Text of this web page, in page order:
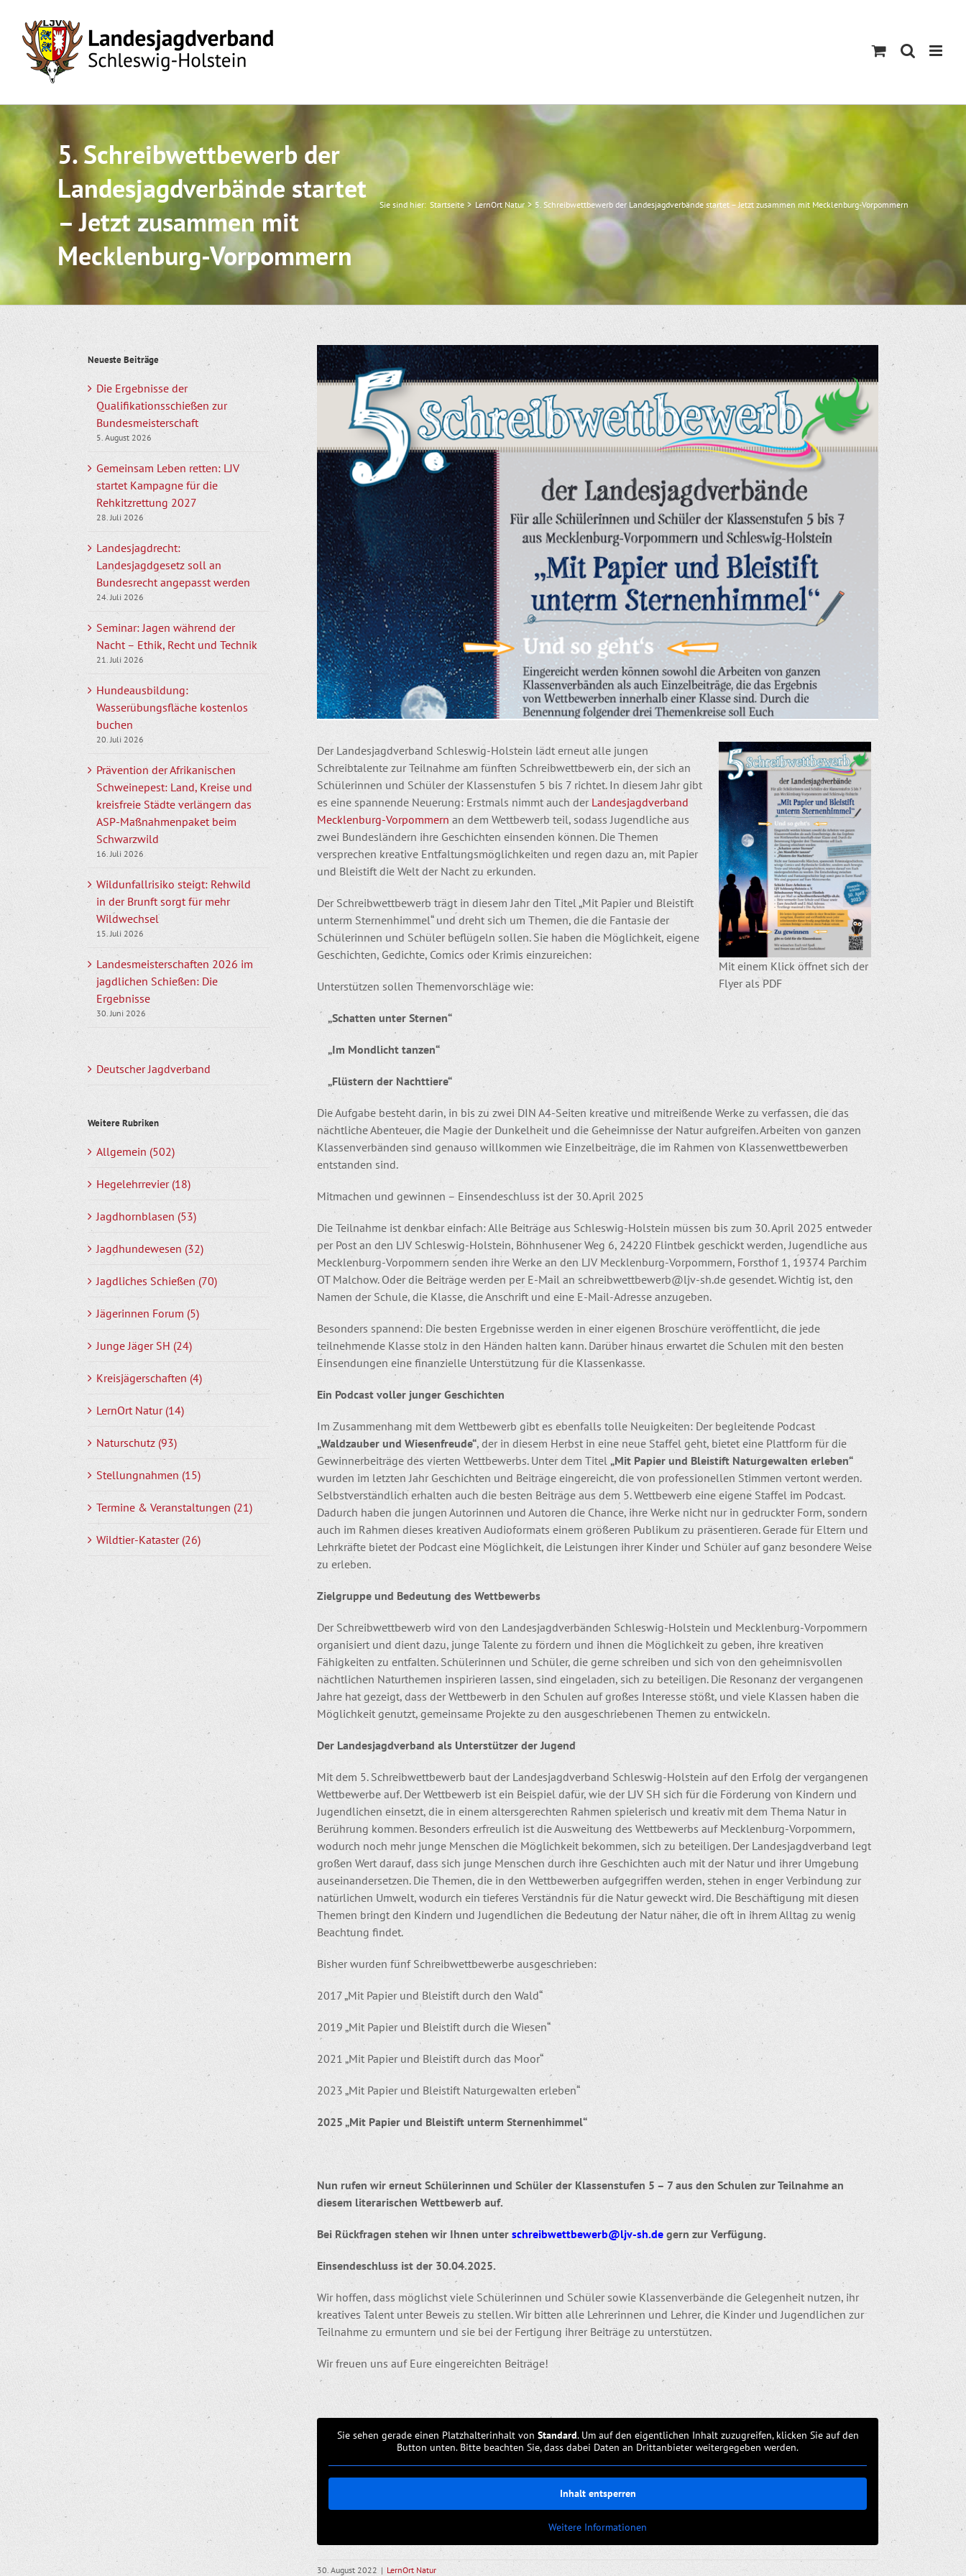
content
5. Schreibwettbewerb der
Landesjagdverbände startet
– Jetzt zusammen mit
Mecklenburg-Vorpommern
Sie sind hier: Startseite LernOrt Natur 5. Schreibwettbewerb der Landesjagdverbände startet – Jetzt zusammen mit Mecklenburg-Vorpommern
Zeige
grösseres
Bild
Mit einem Klick öffnet sich der
Flyer als PDF
Der Landesjagdverband Schleswig-Holstein lädt erneut alle jungen
Schreibtalente zur Teilnahme am fünften Schreibwettbewerb ein, der sich an
Schülerinnen und Schüler der Klassenstufen 5 bis 7 richtet. In diesem Jahr gibt
es eine spannende Neuerung: Erstmals nimmt auch der Landesjagdverband
Mecklenburg-Vorpommern an dem Wettbewerb teil, sodass Jugendliche aus
zwei Bundesländern ihre Geschichten einsenden können. Die Themen
versprechen kreative Entfaltungsmöglichkeiten und regen dazu an, mit Papier
und Bleistift die Welt der Nacht zu erkunden.
Der Schreibwettbewerb trägt in diesem Jahr den Titel „Mit Papier und Bleistift
unterm Sternenhimmel“ und dreht sich um Themen, die die Fantasie der
Schülerinnen und Schüler beflügeln sollen. Sie haben die Möglichkeit, eigene
Geschichten, Gedichte, Comics oder Krimis einzureichen:
Unterstützen sollen Themenvorschläge wie:
„Schatten unter Sternen“
„Im Mondlicht tanzen“
„Flüstern der Nachttiere“
Die Aufgabe besteht darin, in bis zu zwei DIN A4-Seiten kreative und mitreißende Werke zu verfassen, die das
nächtliche Abenteuer, die Magie der Dunkelheit und die Geheimnisse der Natur aufgreifen. Arbeiten von ganzen
Klassenverbänden sind genauso willkommen wie Einzelbeiträge, die im Rahmen von Klassenwettbewerben
entstanden sind.
Mitmachen und gewinnen – Einsendeschluss ist der 30. April 2025
Die Teilnahme ist denkbar einfach: Alle Beiträge aus Schleswig-Holstein müssen bis zum 30. April 2025 entweder
per Post an den LJV Schleswig-Holstein, Böhnhusener Weg 6, 24220 Flintbek geschickt werden, Jugendliche aus
Mecklenburg-Vorpommern senden ihre Werke an den LJV Mecklenburg-Vorpommern, Forsthof 1, 19374 Parchim
OT Malchow. Oder die Beiträge werden per E-Mail an schreibwettbewerb@ljv-sh.de gesendet. Wichtig ist, den
Namen der Schule, die Klasse, die Anschrift und eine E-Mail-Adresse anzugeben.
Besonders spannend: Die besten Ergebnisse werden in einer eigenen Broschüre veröffentlicht, die jede
teilnehmende Klasse stolz in den Händen halten kann. Darüber hinaus erwartet die Schulen mit den besten
Einsendungen eine finanzielle Unterstützung für die Klassenkasse.
Ein Podcast voller junger Geschichten
Im Zusammenhang mit dem Wettbewerb gibt es ebenfalls tolle Neuigkeiten: Der begleitende Podcast
„Waldzauber und Wiesenfreude“, der in diesem Herbst in eine neue Staffel geht, bietet eine Plattform für die
Gewinnerbeiträge des vierten Wettbewerbs. Unter dem Titel „Mit Papier und Bleistift Naturgewalten erleben“
wurden im letzten Jahr Geschichten und Beiträge eingereicht, die von professionellen Stimmen vertont werden.
Selbstverständlich erhalten auch die besten Beiträge aus dem 5. Wettbewerb eine eigene Staffel im Podcast.
Dadurch haben die jungen Autorinnen und Autoren die Chance, ihre Werke nicht nur in gedruckter Form, sondern
auch im Rahmen dieses kreativen Audioformats einem größeren Publikum zu präsentieren. Gerade für Eltern und
Lehrkräfte bietet der Podcast eine Möglichkeit, die Leistungen ihrer Kinder und Schüler auf ganz besondere Weise
zu erleben.
Zielgruppe und Bedeutung des Wettbewerbs
Der Schreibwettbewerb wird von den Landesjagdverbänden Schleswig-Holstein und Mecklenburg-Vorpommern
organisiert und dient dazu, junge Talente zu fördern und ihnen die Möglichkeit zu geben, ihre kreativen
Fähigkeiten zu entfalten. Schülerinnen und Schüler, die gerne schreiben und sich von den geheimnisvollen
nächtlichen Naturthemen inspirieren lassen, sind eingeladen, sich zu beteiligen. Die Resonanz der vergangenen
Jahre hat gezeigt, dass der Wettbewerb in den Schulen auf großes Interesse stößt, und viele Klassen haben die
Möglichkeit genutzt, gemeinsame Projekte zu den ausgeschriebenen Themen zu entwickeln.
Der Landesjagdverband als Unterstützer der Jugend
Mit dem 5. Schreibwettbewerb baut der Landesjagdverband Schleswig-Holstein auf den Erfolg der vergangenen
Wettbewerbe auf. Der Wettbewerb ist ein Beispiel dafür, wie der LJV SH sich für die Förderung von Kindern und
Jugendlichen einsetzt, die in einem altersgerechten Rahmen spielerisch und kreativ mit dem Thema Natur in
Berührung kommen. Besonders erfreulich ist die Ausweitung des Wettbewerbs auf Mecklenburg-Vorpommern,
wodurch noch mehr junge Menschen die Möglichkeit bekommen, sich zu beteiligen. Der Landesjagdverband legt
großen Wert darauf, dass sich junge Menschen durch ihre Geschichten auch mit der Natur und ihrer Umgebung
auseinandersetzen. Die Themen, die in den Wettbewerben aufgegriffen werden, stehen in enger Verbindung zur
natürlichen Umwelt, wodurch ein tieferes Verständnis für die Natur geweckt wird. Die Beschäftigung mit diesen
Themen bringt den Kindern und Jugendlichen die Bedeutung der Natur näher, die oft in ihrem Alltag zu wenig
Beachtung findet.
Bisher wurden fünf Schreibwettbewerbe ausgeschrieben:
2017 „Mit Papier und Bleistift durch den Wald“
2019 „Mit Papier und Bleistift durch die Wiesen“
2021 „Mit Papier und Bleistift durch das Moor“
2023 „Mit Papier und Bleistift Naturgewalten erleben“
2025 „Mit Papier und Bleistift unterm Sternenhimmel“
Nun rufen wir erneut Schülerinnen und Schüler der Klassenstufen 5 – 7 aus den Schulen zur Teilnahme an
diesem literarischen Wettbewerb auf.
Bei Rückfragen stehen wir Ihnen unter schreibwettbewerb@ljv-sh.de gern zur Verfügung.
Einsendeschluss ist der 30.04.2025.
Wir hoffen, dass möglichst viele Schülerinnen und Schüler sowie Klassenverbände die Gelegenheit nutzen, ihr
kreatives Talent unter Beweis zu stellen. Wir bitten alle Lehrerinnen und Lehrer, die Kinder und Jugendlichen zur
Teilnahme zu ermuntern und sie bei der Fertigung ihrer Beiträge zu unterstützen.
Wir freuen uns auf Eure eingereichten Beiträge!
Sie sehen gerade einen Platzhalterinhalt von Standard. Um auf den eigentlichen Inhalt zuzugreifen, klicken Sie auf den
Button unten. Bitte beachten Sie, dass dabei Daten an Drittanbieter weitergegeben werden.
Inhalt entsperren
Weitere Informationen
30. August 2022 | LernOrt Natur
Neueste Beiträge
Die Ergebnisse der
Qualifikationsschießen zur
Bundesmeisterschaft
5. August 2026
Gemeinsam Leben retten: LJV
startet Kampagne für die
Rehkitzrettung 2027
28. Juli 2026
Landesjagdrecht:
Landesjagdgesetz soll an
Bundesrecht angepasst werden
24. Juli 2026
Seminar: Jagen während der
Nacht – Ethik, Recht und Technik
21. Juli 2026
Hundeausbildung:
Wasserübungsfläche kostenlos
buchen
20. Juli 2026
Prävention der Afrikanischen
Schweinepest: Land, Kreise und
kreisfreie Städte verlängern das
ASP-Maßnahmenpaket beim
Schwarzwild
16. Juli 2026
Wildunfallrisiko steigt: Rehwild
in der Brunft sorgt für mehr
Wildwechsel
15. Juli 2026
Landesmeisterschaften 2026 im
jagdlichen Schießen: Die
Ergebnisse
30. Juni 2026
Deutscher Jagdverband
Weitere Rubriken
Allgemein (502)
Hegelehrrevier (18)
Jagdhornblasen (53)
Jagdhundewesen (32)
Jagdliches Schießen (70)
Jägerinnen Forum (5)
Junge Jäger SH (24)
Kreisjägerschaften (4)
LernOrt Natur (14)
Naturschutz (93)
Stellungnahmen (15)
Termine & Veranstaltungen (21)
Wildtier-Kataster (26)